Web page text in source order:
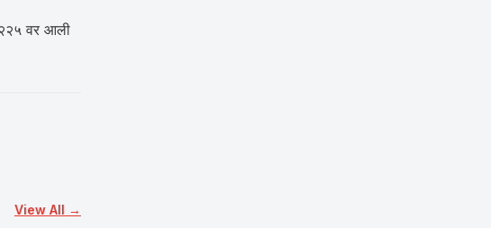
वर आली
View All →